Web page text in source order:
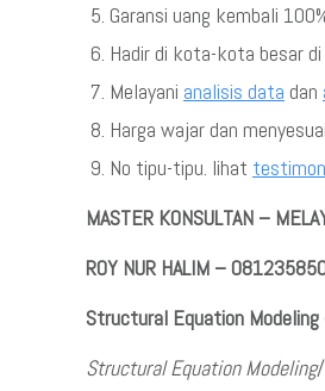
Garansi uang kembali
Hadir di kota-kota besar di
Melayani analisis data dan
Harga wajar dan
No tipu-tipu. lihat
MASTER KONSULTAN –
ROY NUR HALIM –
Structural Equation Modeling
Structural Equation Modeling